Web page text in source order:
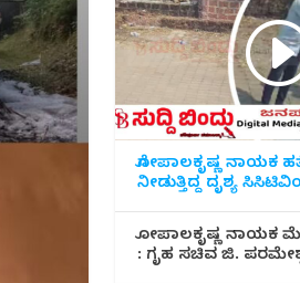
ಗೋಪಾಲಕೃಷ್ಣ ನಾಯಕ
ನೀಡುತ್ತಿದ್ದ ದೃಶ್ಯ
ಗೋಪಾಲಕೃಷ್ಣ ನಾಯಕ
: ಗೃಹ ಸಚಿವ ಜಿ.